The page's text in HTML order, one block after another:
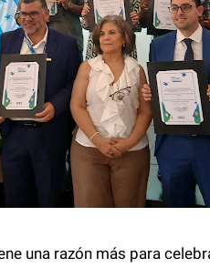
una razón más para